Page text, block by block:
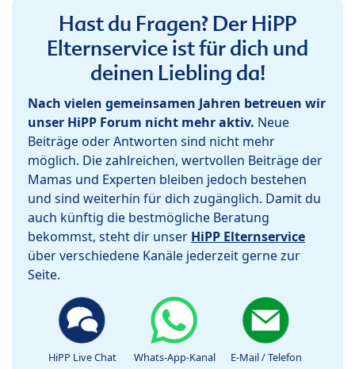
Hast du Fragen? Der HiPP
Elternservice ist für dich und
deinen Liebling da!
Nach vielen gemeinsamen Jahren betreuen wir
unser HiPP Forum nicht mehr aktiv. Neue
Beiträge oder Antworten sind nicht mehr
möglich. Die zahlreichen, wertvollen Beiträge der
Mamas und Experten bleiben jedoch bestehen
und sind weiterhin für dich zugänglich. Damit du
auch künftig die bestmögliche Beratung
bekommst, steht dir unser HiPP Elternservice
über verschiedene Kanäle jederzeit gerne zur
Seite.
HiPP Live Chat Whats-App-Kanal E-Mail / Telefon